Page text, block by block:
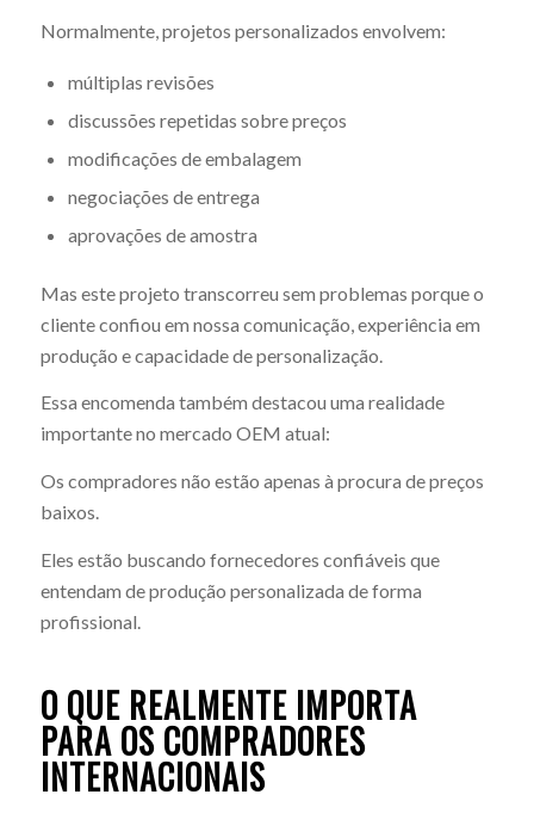
Normalmente, projetos personalizados envolvem:
múltiplas revisões
discussões repetidas sobre preços
modificações de embalagem
negociações de entrega
aprovações de amostra
Mas este projeto transcorreu sem problemas porque o
cliente confiou em nossa comunicação, experiência em
produção e capacidade de personalização.
Essa encomenda também destacou uma realidade
importante no mercado OEM atual:
Os compradores não estão apenas à procura de preços
baixos.
Eles estão buscando fornecedores confiáveis que
entendam de produção personalizada de forma
profissional.
O QUE REALMENTE IMPORTA
PARA OS COMPRADORES
INTERNACIONAIS